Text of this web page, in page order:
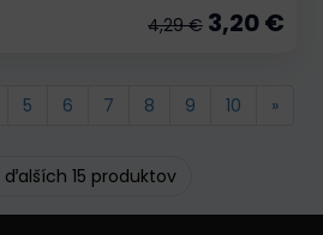
4,29 € 3,20 €
5 6 7 8 9 10 »
15 produktov